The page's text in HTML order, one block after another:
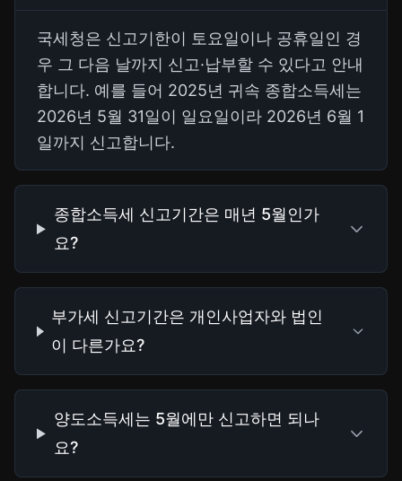
국세청은 신고기한이 토요일이나 공휴일인 경
우 그 다음 날까지 신고·납부할 수 있다고 안내
합니다. 예를 들어 2025년 귀속 종합소득세는
2026년 5월 31일이 일요일이라 2026년 6월 1
일까지 신고합니다.
종합소득세 신고기간은 매년 5월인가
요?
부가세 신고기간은 개인사업자와 법인
이 다른가요?
양도소득세는 5월에만 신고하면 되나
요?